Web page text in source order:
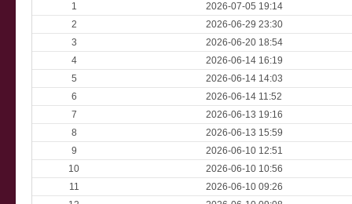
1
2026-07-05 19:14
2
2026-06-29 23:30
3
2026-06-20 18:54
4
2026-06-14 16:19
5
2026-06-14 14:03
6
2026-06-14 11:52
7
2026-06-13 19:16
8
2026-06-13 15:59
9
2026-06-10 12:51
10
2026-06-10 10:56
11
2026-06-10 09:26